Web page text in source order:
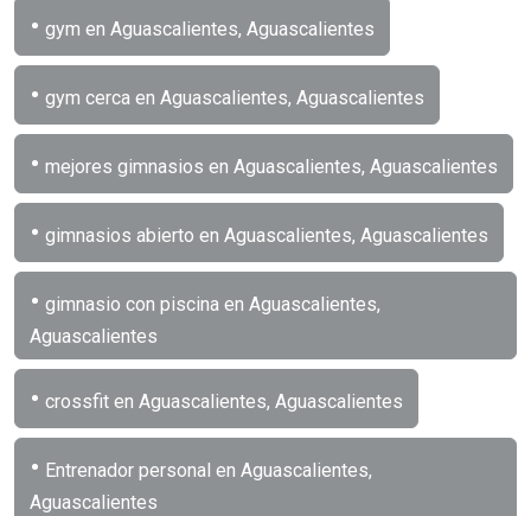
• gym en Aguascalientes, Aguascalientes
• gym cerca en Aguascalientes, Aguascalientes
• mejores gimnasios en Aguascalientes, Aguascalientes
• gimnasios abierto en Aguascalientes, Aguascalientes
• gimnasio con piscina en Aguascalientes,
Aguascalientes
• crossfit en Aguascalientes, Aguascalientes
• Entrenador personal en Aguascalientes,
Aguascalientes